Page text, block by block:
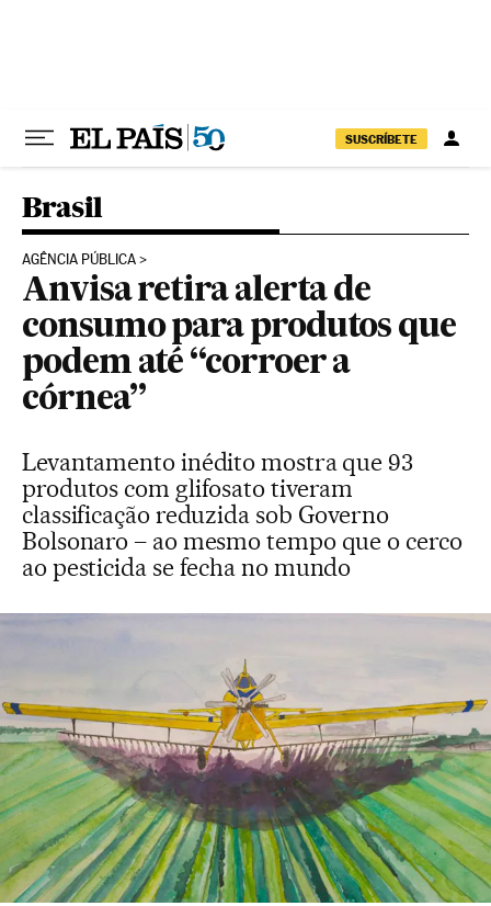
SUSCRÍBETE
Brasil
AGÊNCIA PÚBLICA
Anvisa retira alerta de
consumo para produtos que
podem até “corroer a
córnea”
Levantamento inédito mostra que 93
produtos com glifosato tiveram
classificação reduzida sob Governo
Bolsonaro – ao mesmo tempo que o cerco
ao pesticida se fecha no mundo